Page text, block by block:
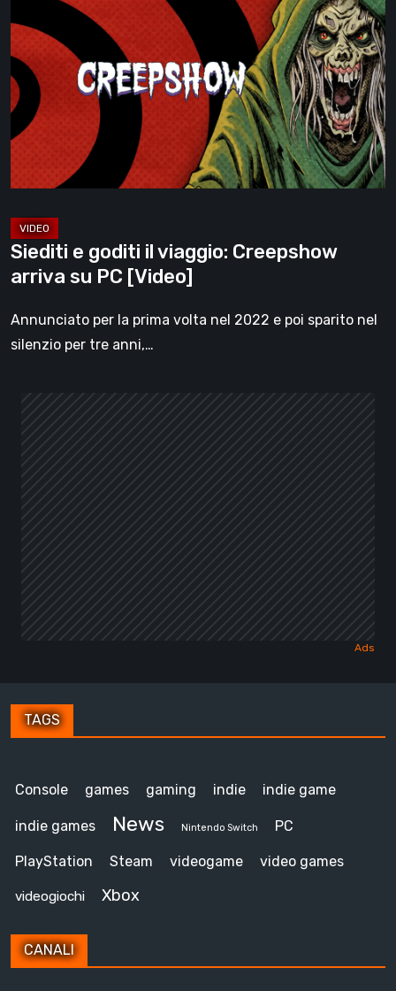
Clout
[Video]
goditi
il
viaggio:
Creepshow
arriva
PC
Siediti e goditi il viaggio: Creepshow
arriva su PC [Video]
Annunciato per la prima volta nel 2022 e poi sparito nel
silenzio per tre anni,…
TAGS
Console games gaming indie indie game
indie games News Nintendo Switch PC
PlayStation Steam videogame video games
videogiochi Xbox
CANALI